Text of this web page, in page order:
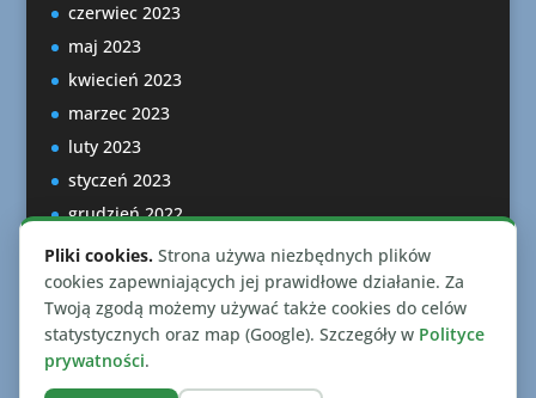
czerwiec 2023
maj 2023
kwiecień 2023
marzec 2023
luty 2023
styczeń 2023
grudzień 2022
listopad 2022
październik 2022
Pliki cookies. Strona używa niezbędnych plików
cookies zapewniających jej prawidłowe działanie. Za
Twoją zgodą możemy używać także cookies do celów
statystycznych oraz map (Google). Szczegóły w Polityce
prywatności.